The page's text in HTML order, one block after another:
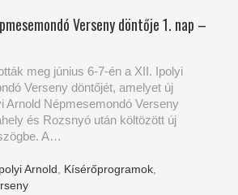
Verseny döntője 1. nap –
meg június 6-7-én a XII. Ipolyi
Verseny döntőjét, amelyet új
Arnold Népmesemondó Verseny
és Rozsnyó után költözött új
A…
Arnold Kísérőprogramok